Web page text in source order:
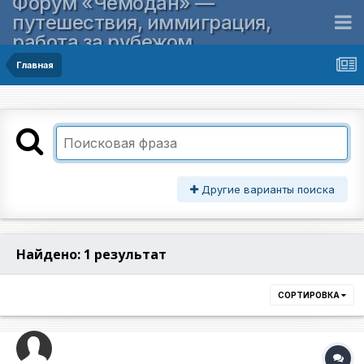
путешествия, иммиграция,
работа за рубежом
Главная
Другие варианты поиска
Найдено: 1 результат
СОРТИРОВКА